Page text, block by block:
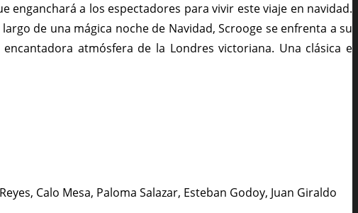
enganchará a los espectadores para vivir este viaje en navidad.
de una mágica noche de Navidad, Scrooge se enfrenta a su
atmósfera de la Londres victoriana. Una clásica e
Calo Mesa, Paloma Salazar, Esteban Godoy, Juan Giraldo